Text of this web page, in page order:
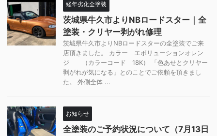
経年劣化全塗装
茨城県牛久市よりNBロードスター｜全
塗装・クリヤー剥がれ修理
茨城県牛久市よりNBロードスターの全塗装でご来
店頂きました。 カラー エボリューションオレン
ジ （カラーコード 18K） 「色あせとクリヤー
剥がれが気になる」とのことでご依頼を頂きまし
た。 外側全体 ...
お知らせ
全塗装のご予約状況について（7月13日